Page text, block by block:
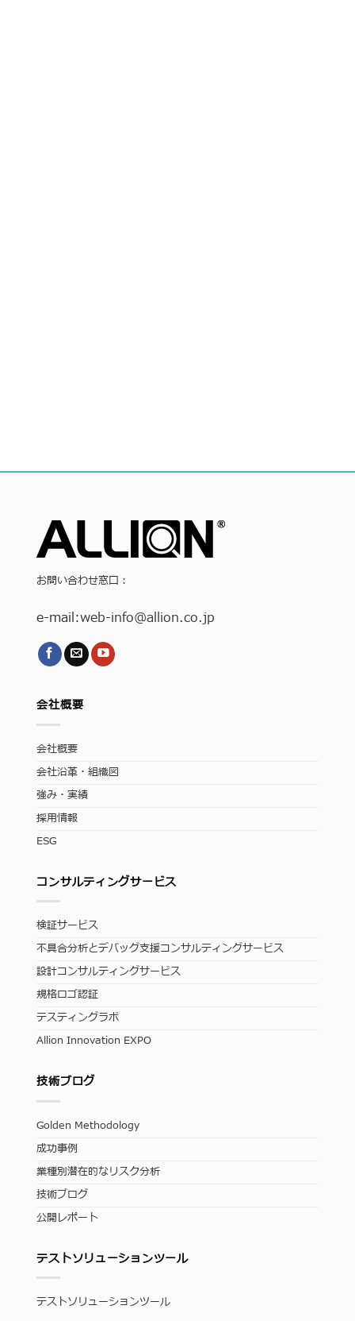
お問い合わせ窓口：
e-mail:web-info@allion.co.jp
会社概要
会社概要
会社沿革・組織図
強み・実績
採用情報
ESG
コンサルティングサービス
検証サービス
不具合分析とデバッグ支援コンサルティングサービス
設計コンサルティングサービス
規格ロゴ認証
テスティングラボ
Allion Innovation EXPO
技術ブログ
Golden Methodology
成功事例
業種別潜在的なリスク分析
技術ブログ
公開レポート
テストソリューションツール
テストソリューションツール